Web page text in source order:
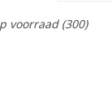
voorraad(300)